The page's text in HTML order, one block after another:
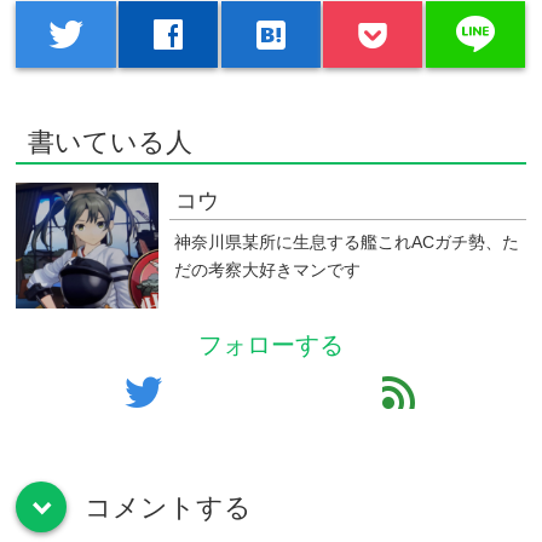
twitter facebook hatenabookmark line
書いている人
コウ
神奈川県某所に生息する艦これACガチ勢、た
だの考察大好きマンです
フォローする
twitter feed
down コメントする